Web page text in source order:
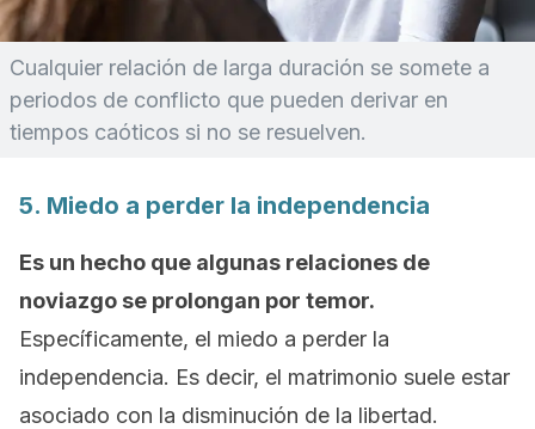
Cualquier relación de larga duración se somete a
periodos de conflicto que pueden derivar en
tiempos caóticos si no se resuelven.
5. Miedo a perder la independencia
Es un hecho que algunas relaciones de
noviazgo se prolongan por temor.
Específicamente, el miedo a perder la
independencia. Es decir, el matrimonio suele estar
asociado con la disminución de la libertad.